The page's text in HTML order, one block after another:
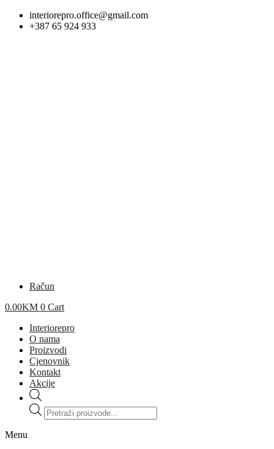
Skip
interiorepro.office@gmail.com
+387 65 924 933
Račun
0.00KM 0 Cart
Interiorepro
O nama
Proizvodi
Cjenovnik
Kontakt
Akcije
Products
search
Menu